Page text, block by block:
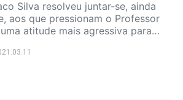
Silva resolveu juntar-se, ainda
aos que pressionam o Professor
atitude mais agressiva para…